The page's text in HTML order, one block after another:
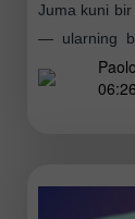
Juma kuni
— ularning
yillarda